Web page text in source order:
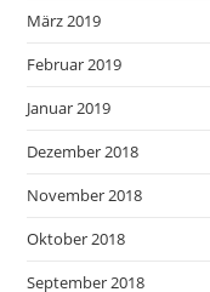
März 2019
Februar 2019
Januar 2019
Dezember 2018
November 2018
Oktober 2018
September 2018